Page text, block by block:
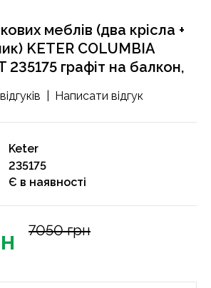
меблів (два крісла +
KETER COLUMBIA
235175 графіт на балкон,
Написати відгук
Keter
235175
Є в наявності
7050 грн